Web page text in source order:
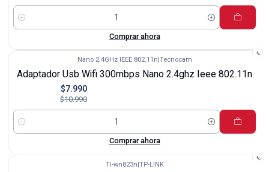
Cantidad
Comprar ahora
Nano 2.4GHz IEEE 802.11n Tecnocam
Adaptador Usb Wifi 300mbps Nano 2.4ghz Ieee 802.11n
$7.990
$10.990
Cantidad
Comprar ahora
Tl-wn823n|TP-LINK